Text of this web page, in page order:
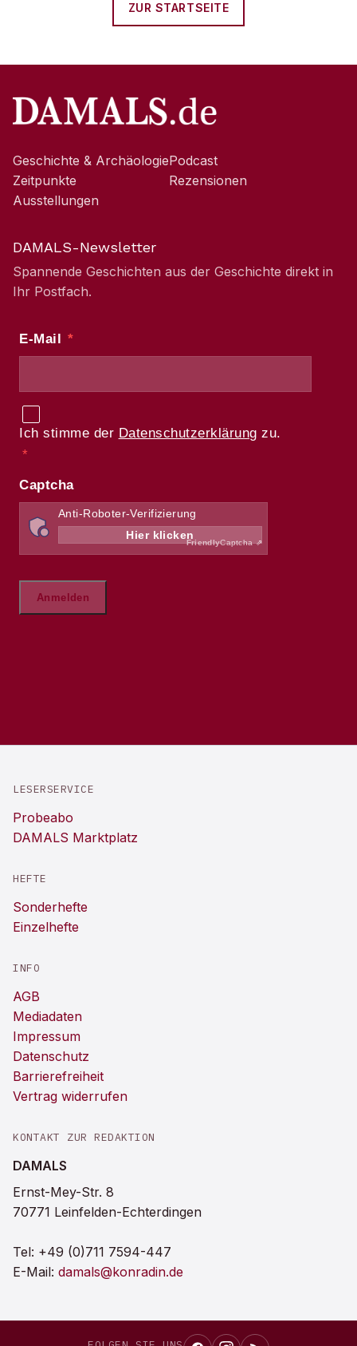
ZUR STARTSEITE
Geschichte & Archäologie
Zeitpunkte
Ausstellungen
Podcast
Rezensionen
DAMALS-Newsletter
Spannende Geschichten aus der Geschichte direkt in
Ihr Postfach.
LESERSERVICE
Probeabo
DAMALS Marktplatz
HEFTE
Sonderhefte
Einzelhefte
INFO
AGB
Mediadaten
Impressum
Datenschutz
Barrierefreiheit
Vertrag widerrufen
KONTAKT ZUR REDAKTION
DAMALS
Ernst-Mey-Str. 8
70771 Leinfelden-Echterdingen
Tel: +49 (0)711 7594-447
E-Mail: damals@konradin.de